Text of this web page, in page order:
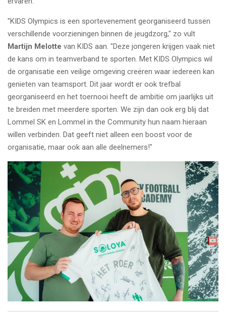
"KIDS Olympics is een sportevenement georganiseerd tussen
verschillende voorzieningen binnen de jeugdzorg," zo vult
Martijn Melotte van KIDS aan. "Deze jongeren krijgen vaak niet
de kans om in teamverband te sporten. Met KIDS Olympics wil
de organisatie een veilige omgeving creëren waar iedereen kan
genieten van teamsport. Dit jaar wordt er ook trefbal
georganiseerd en het toernooi heeft de ambitie om jaarlijks uit
te breiden met meerdere sporten. We zijn dan ook erg blij dat
Lommel SK en Lommel in the Community hun naam hieraan
willen verbinden. Dat geeft niet alleen een boost voor de
organisatie, maar ook aan alle deelnemers!"